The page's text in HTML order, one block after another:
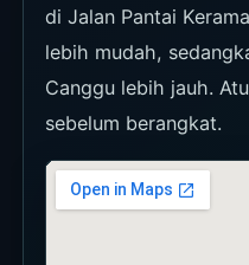
di Jalan Pantai
lebih mudah,
Canggu lebih jauh.
sebelum berangkat.